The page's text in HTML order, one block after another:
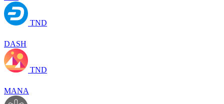
TND
DASH
TND
MANA